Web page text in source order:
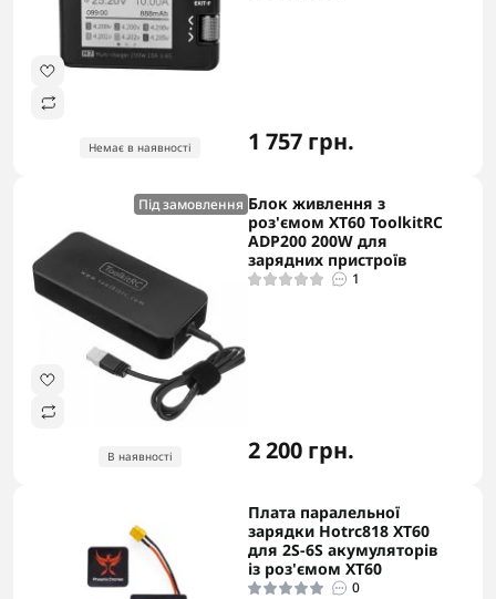
Немає в наявності 1 757 грн.
Під замовлення
В наявності
Блок живлення з
роз'ємом ХТ60 ToolkitRC
ADP200 200W для
зарядних пристроїв
1
2 200 грн.
Плата паралельної
зарядки Hotrc818 XT60
для 2S-6S акумуляторів
із роз'ємом XT60
0